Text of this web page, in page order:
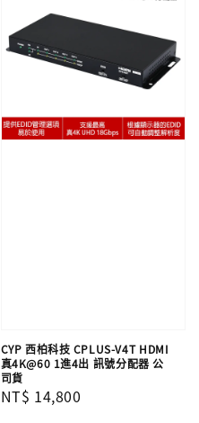
CYP 西柏科技 CPLUS-V4T HDMI
真4K@60 1進4出 訊號分配器 公
司貨
Regular
NT$ 14,800